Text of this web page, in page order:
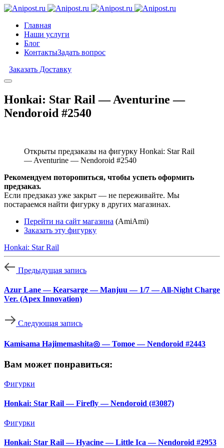
Главная
Наши услуги
Блог
КонтактыЗадать вопрос
Заказать Доставку
Honkai: Star Rail — Aventurine —
Nendoroid #2540
Открыты предзаказы на фигурку Honkai: Star Rail
— Aventurine — Nendoroid #2540
Рекомендуем поторопиться, чтобы успеть оформить
предзаказ.
Если предзаказ уже закрыт — не переживайте. Мы
постараемся найти фигурку в других магазинах.
Перейти на сайт магазина (AmiAmi)
Заказать эту фигурку
Honkai: Star Rail
Предыдущая запись
Azur Lane — Kearsarge — Manjuu — 1/7 — All-Night Charge
Ver. (Apex Innovation)
Следующая запись
Kamisama Hajimemashita◎ — Tomoe — Nendoroid #2443
Вам может понравиться:
Фигурки
Honkai: Star Rail — Firefly — Nendoroid (#3087)
Фигурки
Honkai: Star Rail — Hyacine — Little Ica — Nendoroid #2953